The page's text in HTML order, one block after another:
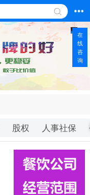
股权 人事社保
在
线
咨
询